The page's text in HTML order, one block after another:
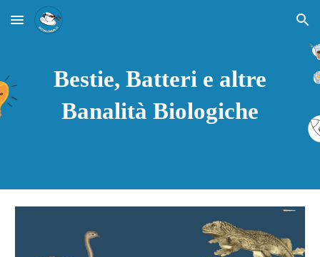
Skip to main content Skip to navigation
Bestie, Batteri e altre
Banalità Biologiche